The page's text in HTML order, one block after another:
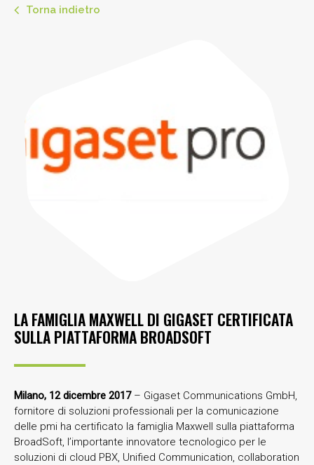
Torna indietro
LA FAMIGLIA MAXWELL DI GIGASET CERTIFICATA
SULLA PIATTAFORMA BROADSOFT
Milano, 12 dicembre 2017– Gigaset Communications GmbH,
fornitore di soluzioni professionali per la comunicazione
delle pmi ha certificato la famiglia Maxwell sulla piattaforma
BroadSoft, l’importante innovatore tecnologico per le
soluzioni di cloud PBX, Unified Communication, collaboration